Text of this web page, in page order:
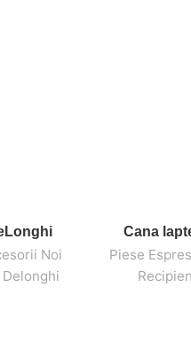
Noi
Cana
Piese